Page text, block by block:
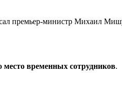
премьер-министр Михаил
место временных сотрудников.